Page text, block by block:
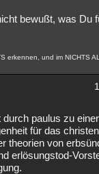
bewußt, was Du
erkennen, und im NICHTS
paulus zu
für das
theorien von
erlösungstod-